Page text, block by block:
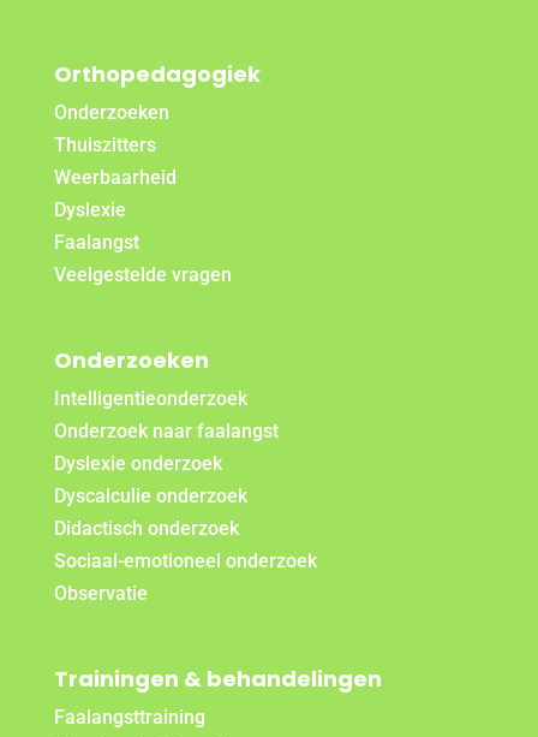
Orthopedagogiek
Onderzoeken
Thuiszitters
Weerbaarheid
Dyslexie
Faalangst
Veelgestelde vragen
Onderzoeken
Intelligentieonderzoek
Onderzoek naar faalangst
Dyslexie onderzoek
Dyscalculie onderzoek
Didactisch onderzoek
Sociaal-emotioneel onderzoek
Observatie
Trainingen & behandelingen
Faalangsttraining